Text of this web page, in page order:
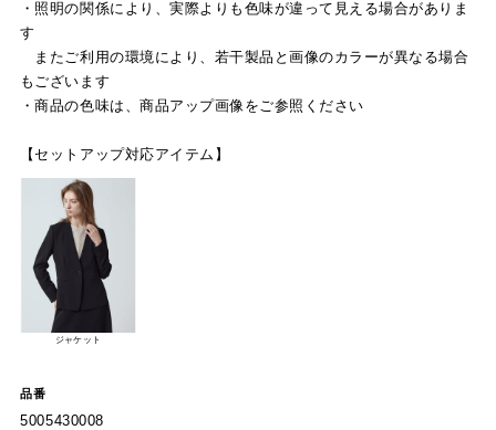
・照明の関係により、実際よりも色味が違って見える場合がありま
す
またご利用の環境により、若干製品と画像のカラーが異なる場合
もございます
・商品の色味は、商品アップ画像をご参照ください
【セットアップ対応アイテム】
ジャケット
品番
5005430008